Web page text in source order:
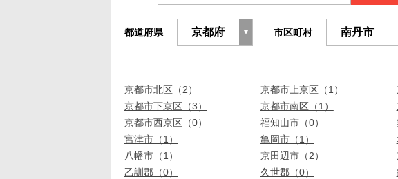
都道府県 市区町村
京都市北区（2） 京都市上京区（1）
京都市下京区（3）
京都市南区（1）
京都市西京区（0）
福知山市（0）
宮津市（1）
亀岡市（1）
八幡市（1）
京田辺市（2）
乙訓郡（0）
久世郡（0）